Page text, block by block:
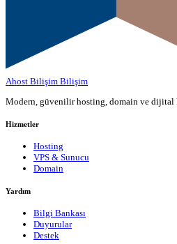
Ahost Bilişim Bilişim
Modern, güvenilir hosting, domain ve dijital
Hizmetler
Hosting
VPS & Sunucu
Domain
Yardım
Bilgi Bankası
Duyurular
Destek